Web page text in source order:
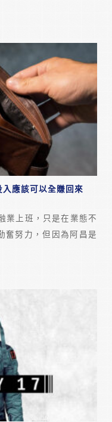
應該可以全賺回來
業上班，只是在業態不
奮努力，但因為阿昌是